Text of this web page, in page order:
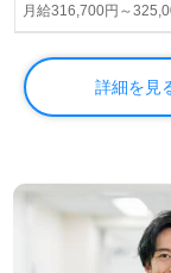
◎『お年寄りと
者様1.98名に対
事業所様！◎
看護助手や介護
働く職員様同士
『ご利用者様
識や技術力を
リアを描きた
月給316,700円～
詳細を見